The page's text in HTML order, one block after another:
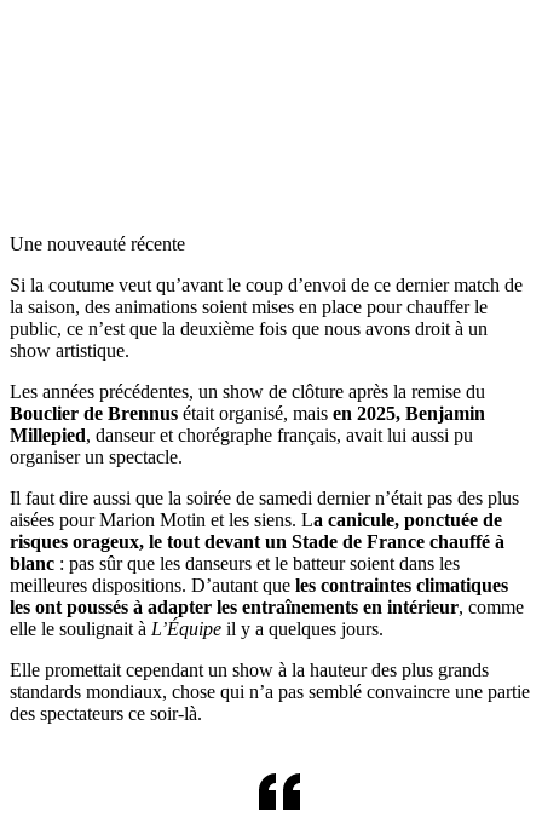
Une nouveauté récente
Si la coutume veut qu’avant le coup d’envoi de ce dernier match de
la saison, des animations soient mises en place pour chauffer le
public, ce n’est que la deuxième fois que nous avons droit à un
show artistique.
Les années précédentes, un show de clôture après la remise du
Bouclier de Brennus était organisé, mais en 2025, Benjamin
Millepied, danseur et chorégraphe français, avait lui aussi pu
organiser un spectacle.
Il faut dire aussi que la soirée de samedi dernier n’était pas des plus
aisées pour Marion Motin et les siens. La canicule, ponctuée de
risques orageux, le tout devant un Stade de France chauffé à
blanc : pas sûr que les danseurs et le batteur soient dans les
meilleures dispositions. D’autant que les contraintes climatiques
les ont poussés à adapter les entraînements en intérieur, comme
elle le soulignait à L’Équipe il y a quelques jours.
Elle promettait cependant un show à la hauteur des plus grands
standards mondiaux, chose qui n’a pas semblé convaincre une partie
des spectateurs ce soir-là.